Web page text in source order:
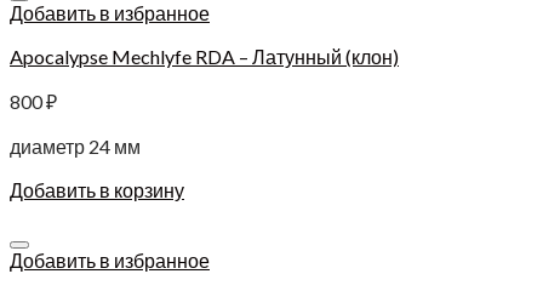
Добавить в избранное
Apocalypse Mechlyfe RDA – Латунный (клон)
800₽
диаметр 24 мм
Добавить в корзину
Добавить в избранное